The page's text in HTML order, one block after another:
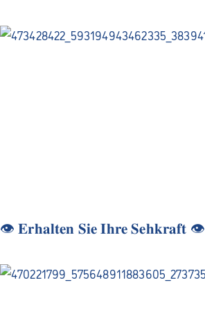
👁️ 𝐄𝐫𝐡𝐚𝐥𝐭𝐞𝐧 𝐒𝐢𝐞 𝐈𝐡𝐫𝐞 𝐒𝐞𝐡𝐤𝐫𝐚𝐟𝐭 👁️